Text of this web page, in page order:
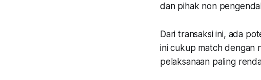
dan pihak non
Dari transaksi ini, ada
ini cukup match dengan
pelaksanaan paling